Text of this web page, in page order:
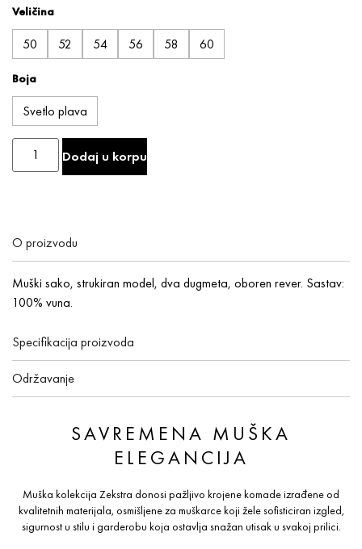
Veličina
50 52 54 56 58 60
Boja
Svetlo plava
Dodaj u korpu
O proizvodu
Muški sako, strukiran model, dva dugmeta, oboren rever. Sastav:
100% vuna.
Specifikacija proizvoda
Održavanje
SAVREMENA MUŠKA
ELEGANCIJA
Muška kolekcija Zekstra donosi pažljivo krojene komade izrađene od
kvalitetnih materijala, osmišljene za muškarce koji žele sofisticiran izgled,
sigurnost u stilu i garderobu koja ostavlja snažan utisak u svakoj prilici.